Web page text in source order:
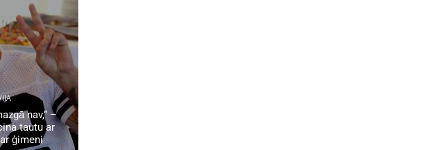
nav,” –
tautu ar
ģimeni